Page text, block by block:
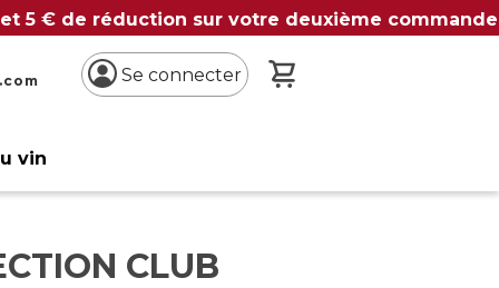
5 € de réduction sur votre deuxième commande
Se connecter
vin
CLUB